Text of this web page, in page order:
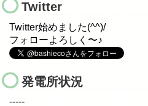
Twitter
Twitter始めました(^^)/
フォローよろしく〜♪
発電所状況
-----